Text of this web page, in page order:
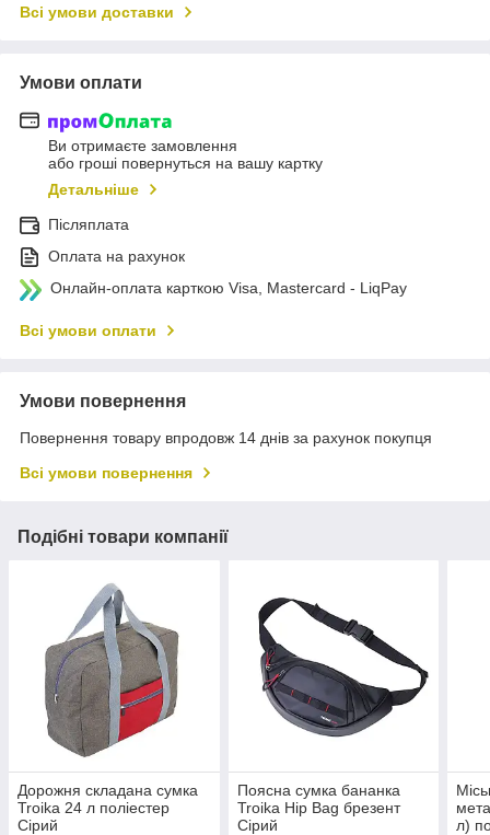
Всі умови доставки
Умови оплати
Ви отримаєте замовлення
або гроші повернуться на вашу картку
Детальніше
Післяплата
Оплата на рахунок
Онлайн-оплата карткою Visa, Mastercard - LiqPay
Всі умови оплати
Умови повернення
Повернення товару впродовж 14 днів за рахунок покупця
Всі умови повернення
Подібні товари компанії
Дорожня складана сумка
Troika 24 л поліестер
Сірий
Поясна сумка бананка
Troika Hip Bag брезент
Сірий
л)